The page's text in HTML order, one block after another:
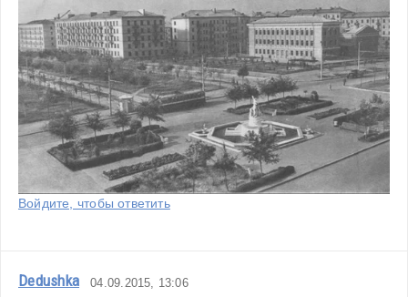
Войдите, чтобы ответить
Dedushka 04.09.2015, 13:06